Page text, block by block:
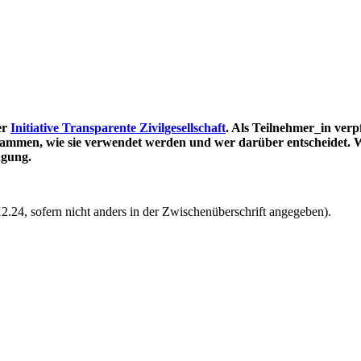
Initiative Transparente Zivilgesellschaft. Als Teilnehmer_in
wie sie verwendet werden und wer darüber
sofern nicht anders in der Zwischenüberschrift angegeben).